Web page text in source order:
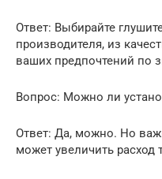
Ответ: Выбирайте
производителя, из
ваших предпочтений по
Вопрос: Можно ли
Ответ: Да, можно. Но
может увеличить